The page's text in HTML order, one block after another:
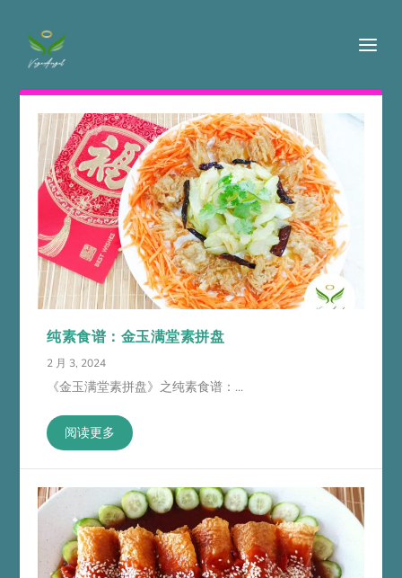
纯素食谱：金玉满堂素拼盘
2 月 3, 2024
《金玉满堂素拼盘》之纯素食谱：...
阅读更多